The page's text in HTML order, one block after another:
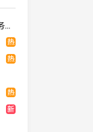
构建更高水平的全民健身公共服务体系
热
热
热
新